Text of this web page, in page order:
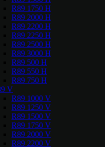
R89 1750 H
R89 2000 H
R89 2200 H
R89 2250 H
R89 2500 H
R89 3000 H
R89 500 H
R89 550 H
R89 750 H
V
R89 1000 V
R89 1250 V
R89 1500 V
R89 1750 V
R89 2000 V
R89 2200 V